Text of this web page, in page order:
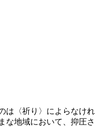
〈祈り〉によらなけ
地域において、抑圧